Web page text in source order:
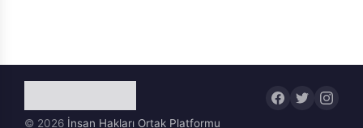
© 2026 İnsan Hakları Ortak Platformu